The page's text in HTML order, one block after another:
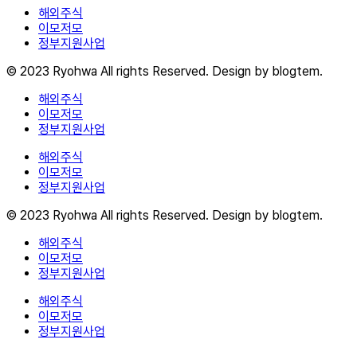
해외주식
이모저모
정부지원사업
© 2023 Ryohwa All rights Reserved. Design by blogtem.
해외주식
이모저모
정부지원사업
해외주식
이모저모
정부지원사업
© 2023 Ryohwa All rights Reserved. Design by blogtem.
해외주식
이모저모
정부지원사업
해외주식
이모저모
정부지원사업